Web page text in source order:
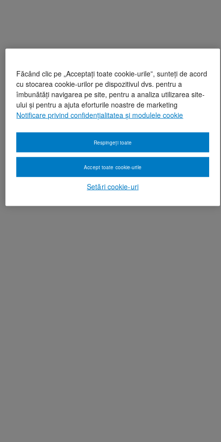
Făcând clic pe „Acceptați toate cookie-urile”, sunteți de acord
cu stocarea cookie-urilor pe dispozitivul dvs. pentru a
îmbunătăți navigarea pe site, pentru a analiza utilizarea site-
ului și pentru a ajuta eforturile noastre de marketing
Notificare privind confidențialitatea și modulele cookie
Setări cookie-uri
Respingeți toate
Accept toate cookie-urile